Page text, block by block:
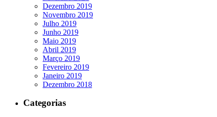
Dezembro 2019
Novembro 2019
Julho 2019
Junho 2019
Maio 2019
Abril 2019
Março 2019
Fevereiro 2019
Janeiro 2019
Dezembro 2018
Categorias